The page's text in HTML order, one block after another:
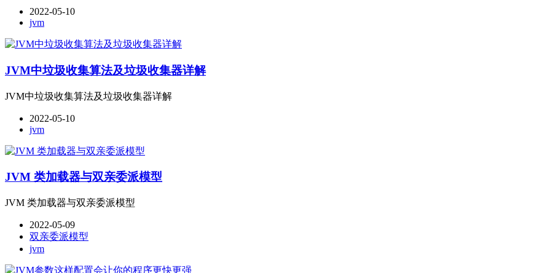
2022-05-10
jvm
JVM中垃圾收集算法及垃圾收集器详解
JVM中垃圾收集算法及垃圾收集器详解
2022-05-10
jvm
JVM 类加载器与双亲委派模型
JVM 类加载器与双亲委派模型
2022-05-09
双亲委派模型
jvm